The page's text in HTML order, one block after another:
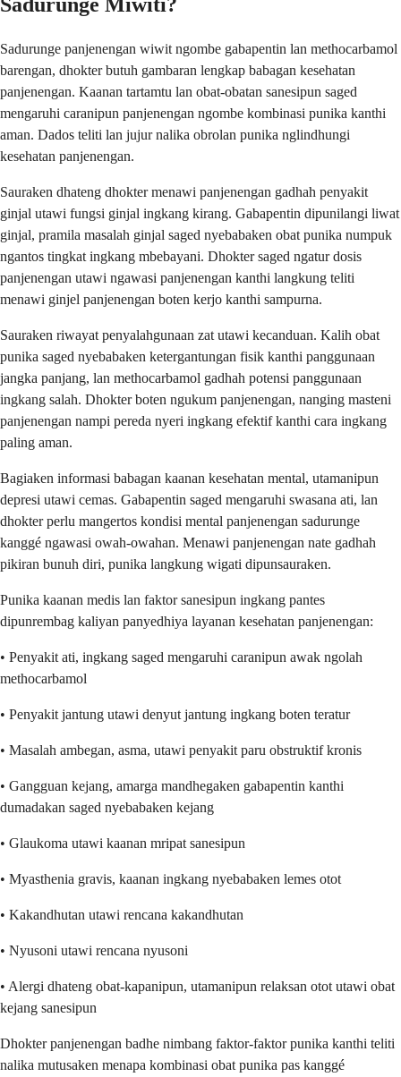
Sadurunge panjenengan wiwit ngombe gabapentin lan methocarbamol
barengan, dhokter butuh gambaran lengkap babagan kesehatan
panjenengan. Kaanan tartamtu lan obat-obatan sanesipun saged
mengaruhi caranipun panjenengan ngombe kombinasi punika kanthi
aman. Dados teliti lan jujur nalika obrolan punika nglindhungi
kesehatan panjenengan.
Sauraken dhateng dhokter menawi panjenengan gadhah penyakit
ginjal utawi fungsi ginjal ingkang kirang. Gabapentin dipunilangi liwat
ginjal, pramila masalah ginjal saged nyebabaken obat punika numpuk
ngantos tingkat ingkang mbebayani. Dhokter saged ngatur dosis
panjenengan utawi ngawasi panjenengan kanthi langkung teliti
menawi ginjel panjenengan boten kerjo kanthi sampurna.
Sauraken riwayat penyalahgunaan zat utawi kecanduan. Kalih obat
punika saged nyebabaken ketergantungan fisik kanthi panggunaan
jangka panjang, lan methocarbamol gadhah potensi panggunaan
ingkang salah. Dhokter boten ngukum panjenengan, nanging masteni
panjenengan nampi pereda nyeri ingkang efektif kanthi cara ingkang
paling aman.
Bagiaken informasi babagan kaanan kesehatan mental, utamanipun
depresi utawi cemas. Gabapentin saged mengaruhi swasana ati, lan
dhokter perlu mangertos kondisi mental panjenengan sadurunge
kanggé ngawasi owah-owahan. Menawi panjenengan nate gadhah
pikiran bunuh diri, punika langkung wigati dipunsauraken.
Punika kaanan medis lan faktor sanesipun ingkang pantes
dipunrembag kaliyan panyedhiya layanan kesehatan panjenengan:
• Penyakit ati, ingkang saged mengaruhi caranipun awak ngolah
methocarbamol
• Penyakit jantung utawi denyut jantung ingkang boten teratur
• Masalah ambegan, asma, utawi penyakit paru obstruktif kronis
• Gangguan kejang, amarga mandhegaken gabapentin kanthi
dumadakan saged nyebabaken kejang
• Glaukoma utawi kaanan mripat sanesipun
• Myasthenia gravis, kaanan ingkang nyebabaken lemes otot
• Kakandhutan utawi rencana kakandhutan
• Nyusoni utawi rencana nyusoni
• Alergi dhateng obat-kapanipun, utamanipun relaksan otot utawi obat
kejang sanesipun
Dhokter panjenengan badhe nimbang faktor-faktor punika kanthi teliti
nalika mutusaken menapa kombinasi obat punika pas kanggé